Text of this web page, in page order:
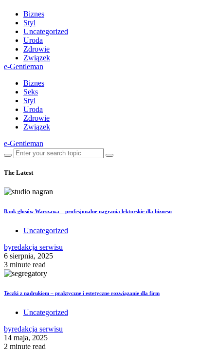
Biznes
Styl
Uncategorized
Uroda
Zdrowie
Związek
e-Gentleman
Biznes
Seks
Styl
Uroda
Zdrowie
Związek
e-Gentleman
The Latest
Bank głosów Warszawa – profesjonalne nagrania lektorskie dla biznesu
Uncategorized
byredakcja serwisu
6 sierpnia, 2025
3 minute read
Teczki z nadrukiem – praktyczne i estetyczne rozwiązanie dla firm
Uncategorized
byredakcja serwisu
14 maja, 2025
2 minute read